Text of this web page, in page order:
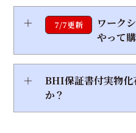
＋ 7/7更新
ワーク
やって
＋
BHI保証書付実物化
か？